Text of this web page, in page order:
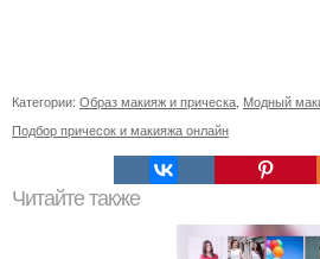
Категории: Образ макияж и прическа Модный
Подбор причесок и макияжа онлайн
Читайте также